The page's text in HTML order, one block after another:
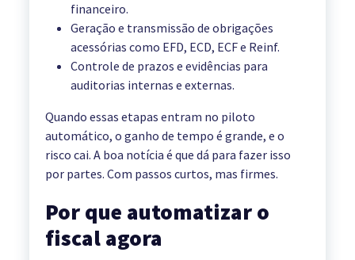
financeiro.
Geração e transmissão de obrigações
acessórias como EFD, ECD, ECF e Reinf.
Controle de prazos e evidências para
auditorias internas e externas.
Quando essas etapas entram no piloto
automático, o ganho de tempo é grande, e o
risco cai. A boa notícia é que dá para fazer isso
por partes. Com passos curtos, mas firmes.
Por que automatizar o
fiscal agora